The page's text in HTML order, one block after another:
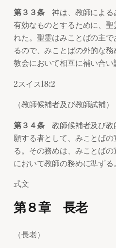
第３３条神は、教師による
有効なものとするために、
れた。聖霊はみことばの主
るので、みことばの外的な
教会において相互に補い合い
2スイス18:2
（教師候補者及び教師試補）
第３４条教師候補者及び教
願する者として、みことば
る。その務めは、みことば
において教師の務めに準ずる。
式文
第８章 長老
（長老）